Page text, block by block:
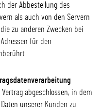
der Abbestellung des
als auch von den Servern
zu anderen Zwecken bei
für den
abgeschlossen, in dem
unserer Kunden zu